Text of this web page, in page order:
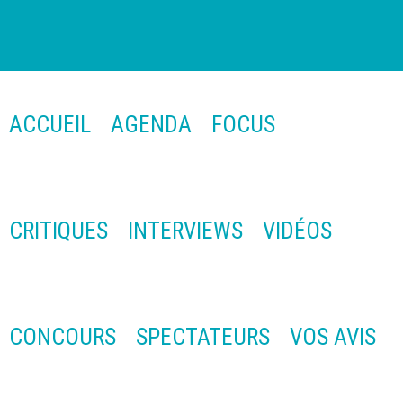
ACCUEIL AGENDA FOCUS
CRITIQUES INTERVIEWS VIDÉOS
CONCOURS SPECTATEURS VOS AVIS